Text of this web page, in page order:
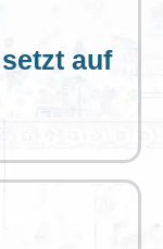
auf